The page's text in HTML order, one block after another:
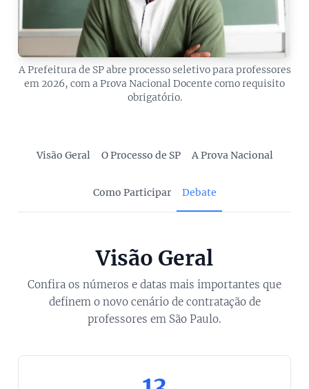
A Prefeitura de SP abre processo seletivo para professores
em 2026, com a Prova Nacional Docente como requisito
obrigatório.
Visão Geral O Processo de SP A Prova Nacional
Como Participar Debate
Visão Geral
Confira os números e datas mais importantes que
definem o novo cenário de contratação de
professores em São Paulo.